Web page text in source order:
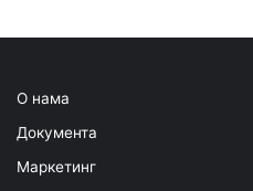
О нама
Документа
Маркетинг